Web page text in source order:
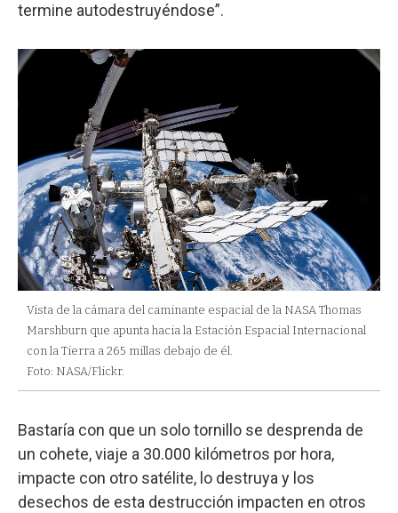
termine autodestruyéndose”.
Vista de la cámara del caminante espacial de la NASA Thomas
Marshburn que apunta hacia la Estación Espacial Internacional
con la Tierra a 265 millas debajo de él.
Foto: NASA/Flickr.
Bastaría con que un solo tornillo se desprenda de
un cohete, viaje a 30.000 kilómetros por hora,
impacte con otro satélite, lo destruya y los
desechos de esta destrucción impacten en otros